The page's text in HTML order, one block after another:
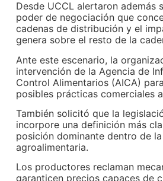
Desde UCCL alertaron además
poder de negociación que
cadenas de distribución y el
genera sobre el resto de la
Ante este escenario, la
intervención de la Agencia de
Control Alimentarios (AICA)
posibles prácticas comerciales
También solicitó que la
incorpore una definición más
posición dominante dentro de
agroalimentaria.
Los productores reclaman
garanticen precios capaces de